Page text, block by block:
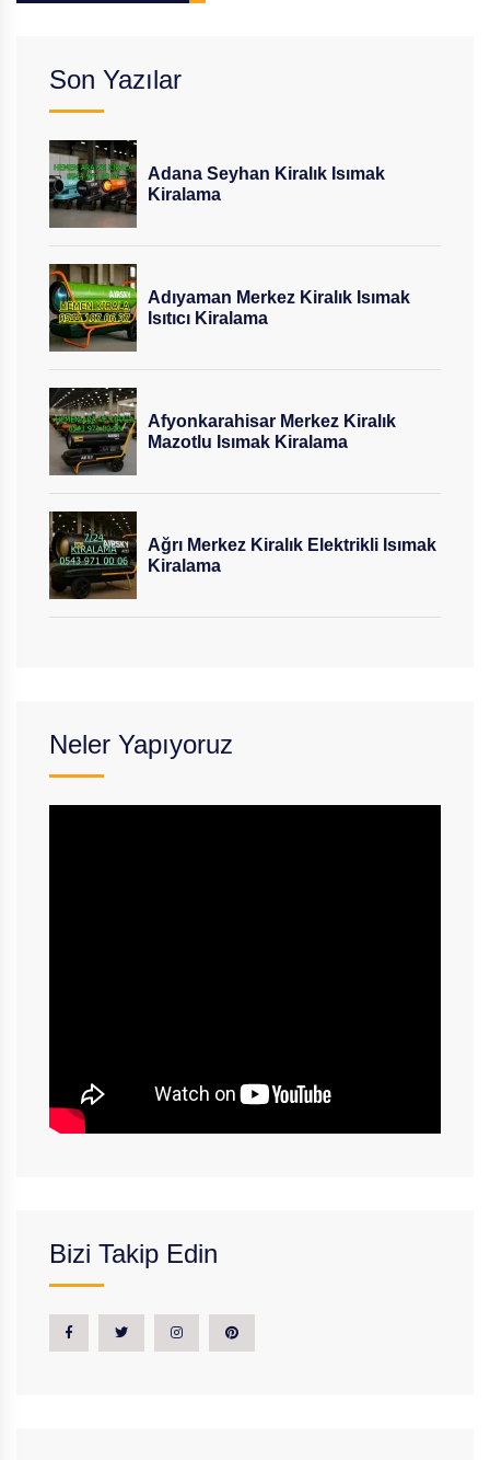
Son Yazılar
Adana Seyhan Kiralık Isımak
Kiralama
Adıyaman Merkez Kiralık Isımak
Isıtıcı Kiralama
Afyonkarahisar Merkez Kiralık
Mazotlu Isımak Kiralama
Ağrı Merkez Kiralık Elektrikli Isımak
Kiralama
Neler Yapıyoruz
Bizi Takip Edin